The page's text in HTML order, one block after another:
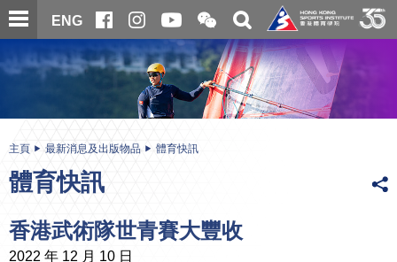
跳
至
內
ENG
開
合
微
信
二
維
碼
關
搜
尋
内
主頁 最新消息及出版物品 體育快訊
體育快訊
香港武術隊世青賽大豐收
2022 年 12 月 10 日